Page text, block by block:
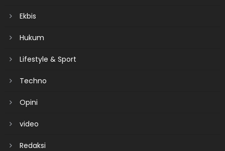
Ekbis
Hukum
Lifestyle & Sport
Techno
Opini
video
Redaksi